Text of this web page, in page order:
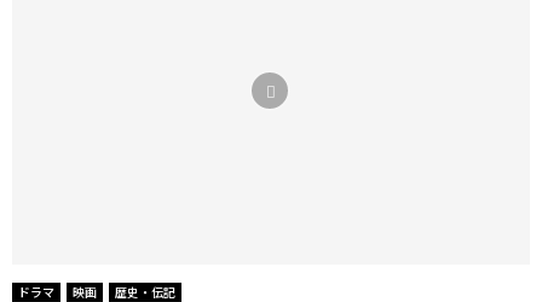
ドラマ 映画 歴史・伝記